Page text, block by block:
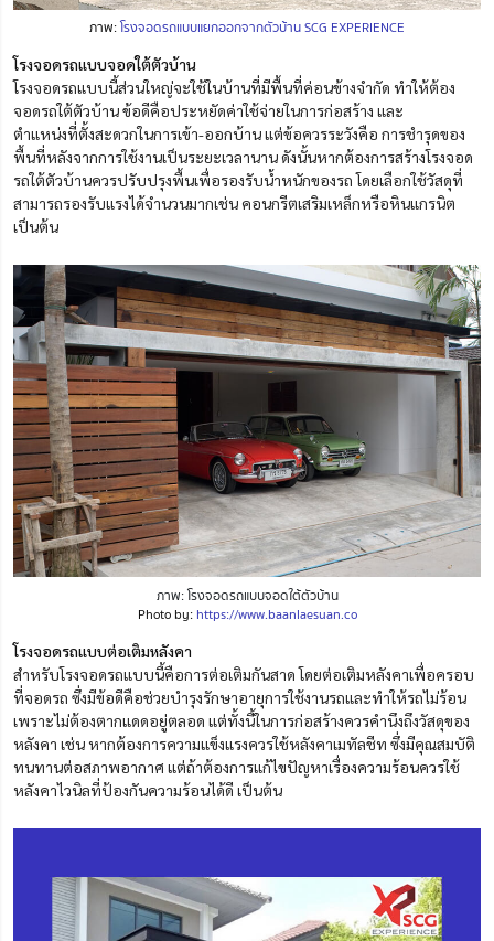
ภาพ:โรงจอดรถแบบแยกออกจากตัวบ้าน SCG EXPERIENCE
โรงจอดรถแบบจอดใต้ตัวบ้าน
โรงจอดรถแบบนี้ส่วนใหญ่จะใช้ในบ้านที่มีพื้นที่ค่อนข้างจำกัด ทำให้ต้อง
จอดรถใต้ตัวบ้าน ข้อดีคือประหยัดค่าใช้จ่ายในการก่อสร้าง และ
ตำแหน่งที่ตั้งสะดวกในการเข้า-ออกบ้าน แต่ข้อควรระวังคือ การชำรุดของ
พื้นที่หลังจากการใช้งานเป็นระยะเวลานาน ดังนั้นหากต้องการสร้างโรงจอด
รถใต้ตัวบ้านควรปรับปรุงพื้นเพื่อรองรับน้ำหนักของรถ โดยเลือกใช้วัสดุที่
สามารถรองรับแรงได้จำนวนมากเช่น คอนกรีตเสริมเหล็กหรือหินแกรนิต
เป็นต้น
ภาพ: โรงจอดรถแบบจอดใต้ตัวบ้าน
Photo by: https://www.baanlaesuan.co
โรงจอดรถแบบต่อเติมหลังคา
สำหรับโรงจอดรถแบบนี้คือการต่อเติมกันสาด โดยต่อเติมหลังคาเพื่อครอบ
ที่จอดรถ ซึ่งมีข้อดีคือช่วยบำรุงรักษาอายุการใช้งานรถและทำให้รถไม่ร้อน
เพราะไม่ต้องตากแดดอยู่ตลอด แต่ทั้งนี้ในการก่อสร้างควรคำนึงถึงวัสดุของ
หลังคา เช่น หากต้องการความแข็งแรงควรใช้หลังคาเมทัลชีท ซึ่งมีคุณสมบัติ
ทนทานต่อสภาพอากาศ แต่ถ้าต้องการแก้ไขปัญหาเรื่องความร้อนควรใช้
หลังคาไวนิลที่ป้องกันความร้อนได้ดี เป็นต้น